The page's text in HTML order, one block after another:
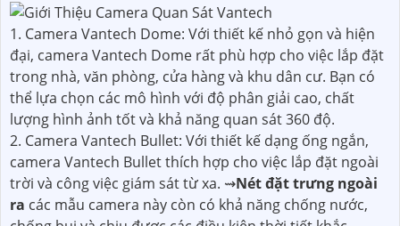
1. Camera Vantech Dome: Với thiết kế nhỏ gọn và hiện
đại, camera Vantech Dome rất phù hợp cho việc lắp đặt
trong nhà, văn phòng, cửa hàng và khu dân cư. Bạn có
thể lựa chọn các mô hình với độ phân giải cao, chất
lượng hình ảnh tốt và khả năng quan sát 360 độ.
2. Camera Vantech Bullet: Với thiết kế dạng ống ngắn,
camera Vantech Bullet thích hợp cho việc lắp đặt ngoài
trời và công việc giám sát từ xa. ⇝Nét đặt trưng ngoài
ra các mẫu camera này còn có khả năng chống nước,